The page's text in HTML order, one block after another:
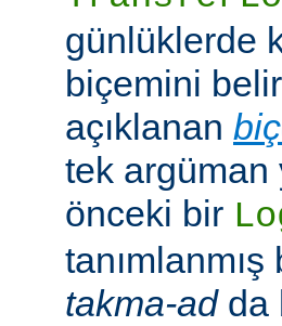
günlüklerde
biçemini
açıklanan
tek argüman
önceki bir
takma-adda